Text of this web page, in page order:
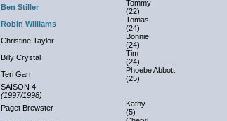
Ben Stiller
Tommy
(22)
Robin Williams
Tomas
(24)
Christine Taylor
Bonnie
(24)
Billy Crystal
Tim
(24)
Teri Garr
Phoebe Abbott
(25)
SAISON 4
(1997/1998)
Paget Brewster
Kathy
(5)